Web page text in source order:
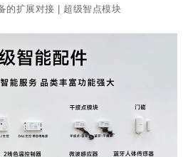
的扩展对接 | 超级智点模块